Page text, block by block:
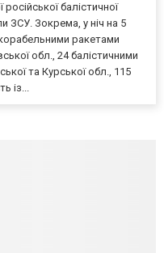
балістичної
ЗСУ. Зокрема, у ніч на 5
ракетами
обл., 24 балістичними
та Курської обл., 115
із...